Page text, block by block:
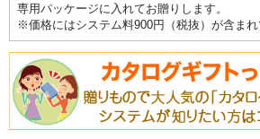
専用パッケージに入れてお贈りします。
※価格にはシステム料900円（税抜）が含まれ